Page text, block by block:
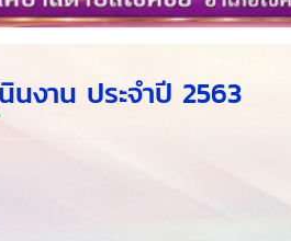
นงาน ประจำปี 2563